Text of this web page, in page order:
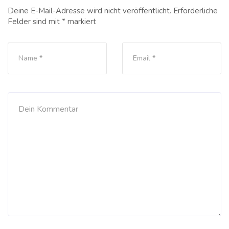
Deine E-Mail-Adresse wird nicht veröffentlicht. Erforderliche
Felder sind mit * markiert